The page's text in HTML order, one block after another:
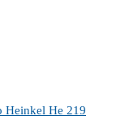
Heinkel He 219